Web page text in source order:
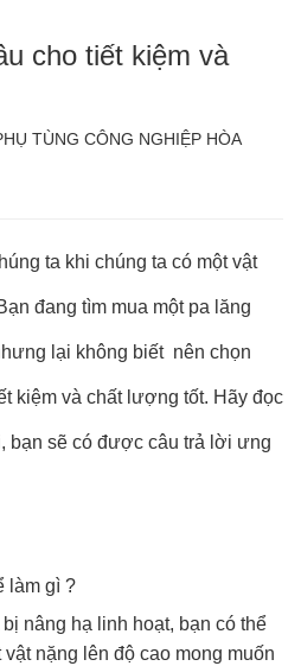
cho tiết kiệm và
TÙNG CÔNG NGHIỆP HÒA
ta khi chúng ta có một vật
đang tìm mua một pa lăng
lại không biết nên chọn
kiệm và chất lượng tốt. Hãy đọc
bạn sẽ có được câu trả lời ưng
làm gì ?
bị nâng hạ linh hoạt, bạn có thể
nặng lên độ cao mong muốn